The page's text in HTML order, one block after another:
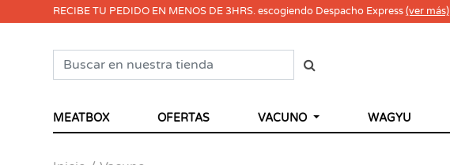
RECIBE TU PEDIDO EN MENOS DE 3HRS. escogiendo Despacho Express(ver más)
MEATBOX OFERTAS VACUNO WAGYU